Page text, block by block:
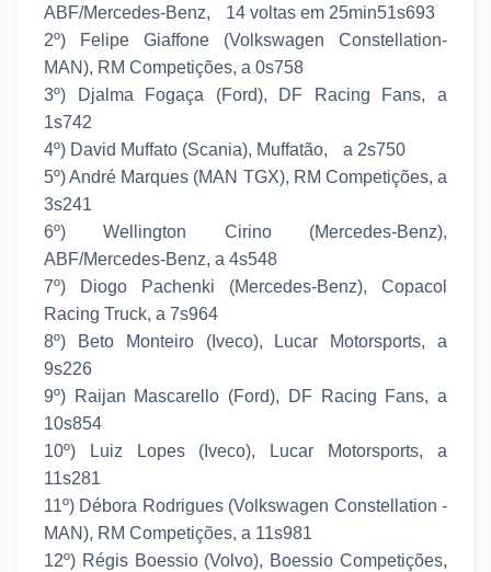
ABF/Mercedes-Benz, 14 voltas em 25min51s693
2º) Felipe Giaffone (Volkswagen Constellation-
MAN), RM Competições, a 0s758
3º) Djalma Fogaça (Ford), DF Racing Fans, a
1s742
4º) David Muffato (Scania), Muffatão, a 2s750
5º) André Marques (MAN TGX), RM Competições, a
3s241
6º) Wellington Cirino (Mercedes-Benz),
ABF/Mercedes-Benz, a 4s548
7º) Diogo Pachenki (Mercedes-Benz), Copacol
Racing Truck, a 7s964
8º) Beto Monteiro (Iveco), Lucar Motorsports, a
9s226
9º) Raijan Mascarello (Ford), DF Racing Fans, a
10s854
10º) Luiz Lopes (Iveco), Lucar Motorsports, a
11s281
11º) Débora Rodrigues (Volkswagen Constellation -
MAN), RM Competições, a 11s981
12º) Régis Boessio (Volvo), Boessio Competições,